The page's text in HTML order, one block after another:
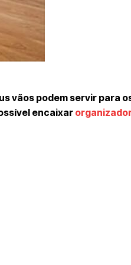
vãos podem servir para
encaixar